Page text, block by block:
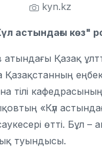
kyn.kz
астындағы көз"
атындағы Қазақ
еңбек
тілі
«Күл
өтті. Бұл –
туындысы.